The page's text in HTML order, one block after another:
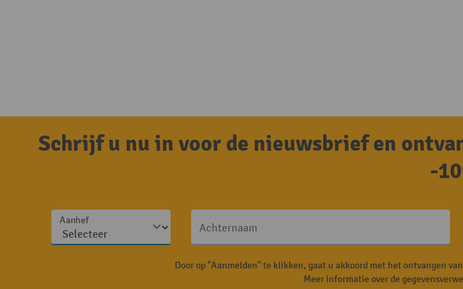
Schrijf u nu in voor de nieuwsbrief en
-
Aanhef
Achternaam
Door op "Aanmelden" te klikken, gaat u akkoord met het ontvangen
Meer informatie over de